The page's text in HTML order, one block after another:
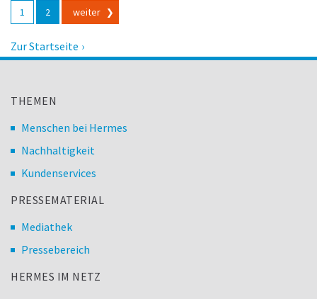
Beitragsnavigation
1 2 weiter
Zur Startseite
THEMEN
Menschen bei Hermes
Nachhaltigkeit
Kundenservices
PRESSEMATERIAL
Mediathek
Pressebereich
HERMES IM NETZ